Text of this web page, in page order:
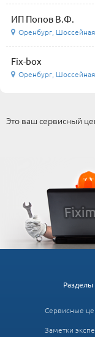
ИП Попов В.Ф.
Оренбург, Шоссейная
Fix-box
Оренбург,
Это ваш сервисный
Разделы
Сервисные
Заметки